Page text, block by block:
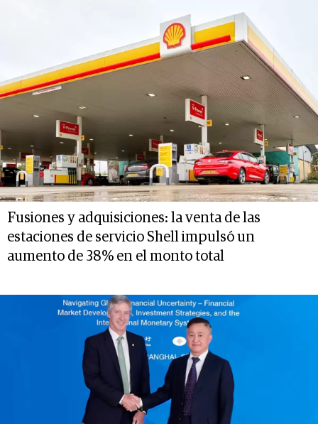
Fusiones y adquisiciones: la venta de las
estaciones de servicio Shell impulsó un
aumento de 38% en el monto total